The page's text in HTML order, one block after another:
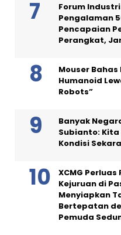
Forum
Pengalaman
Pencapaian
Perangkat,
Mouser
Humanoid
Robots”
Banyak
Subianto: Kita
Kondisi
XCMG
Kejuruan di
Menyiapkan
Bertepatan
Pemuda